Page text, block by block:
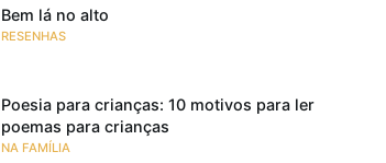
Bem lá no alto
RESENHAS
Poesia para crianças: 10 motivos para ler
poemas para crianças
NA FAMÍLIA